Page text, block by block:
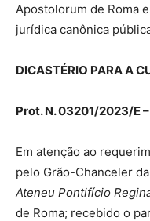
Apostolorum de Roma
jurídica canônica
DICASTÉRIO PARA A
Prot. N. 03201/2023/E
Em atenção ao
pelo Grão-Chanceler
Ateneu Pontifício
de Roma; recebido o